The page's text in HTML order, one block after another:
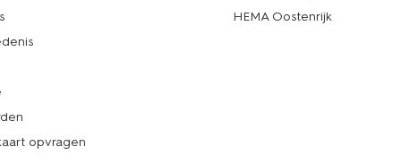
opvragen
HEMA Oostenrijk